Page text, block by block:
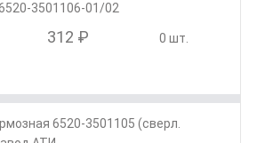
3501106-01/02
312 ₽ 0 шт.
6520-3501105 (сверл.